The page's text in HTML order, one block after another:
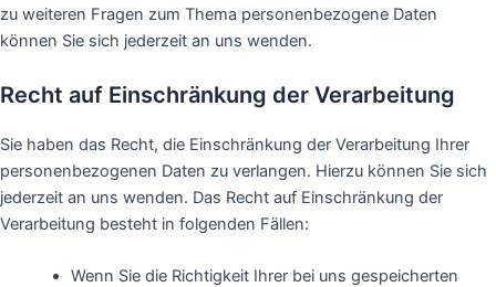
zu weiteren Fragen zum Thema personenbezogene Daten
können Sie sich jederzeit an uns wenden.
Recht auf Einschränkung der Verarbeitung
Sie haben das Recht, die Einschränkung der Verarbeitung Ihrer
personenbezogenen Daten zu verlangen. Hierzu können Sie sich
jederzeit an uns wenden. Das Recht auf Einschränkung der
Verarbeitung besteht in folgenden Fällen:
Wenn Sie die Richtigkeit Ihrer bei uns gespeicherten